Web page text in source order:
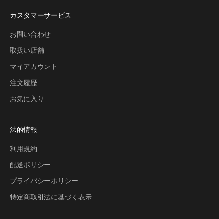
カスタマーサービス
お問い合わせ
取扱い店舗
マイアカウント
注文履歴
お気に入り
法的情報
利用規約
配送ポリシー
プライバシーポリシー
特定商取引法に基づく表示